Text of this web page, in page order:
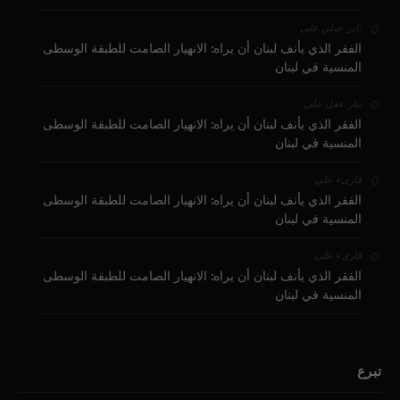
نادر جبلي على
الفقر الذي يأنف لبنان أن يراه: الانهيار الصامت للطبقة الوسطى
المنسية في لبنان
بيار عقل على
الفقر الذي يأنف لبنان أن يراه: الانهيار الصامت للطبقة الوسطى
المنسية في لبنان
قارىء على
الفقر الذي يأنف لبنان أن يراه: الانهيار الصامت للطبقة الوسطى
المنسية في لبنان
قارىء على
الفقر الذي يأنف لبنان أن يراه: الانهيار الصامت للطبقة الوسطى
المنسية في لبنان
تبرع